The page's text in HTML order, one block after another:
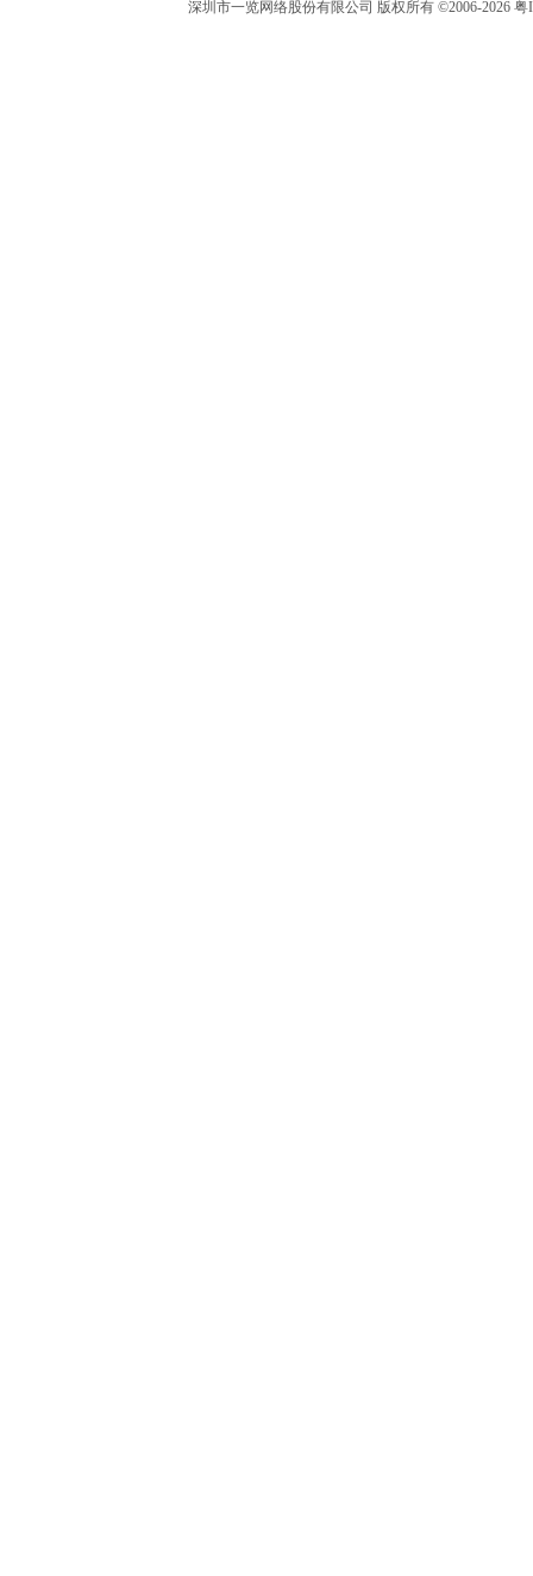
深圳市一览网络股份有限公司 版权所有 ©2006-2026